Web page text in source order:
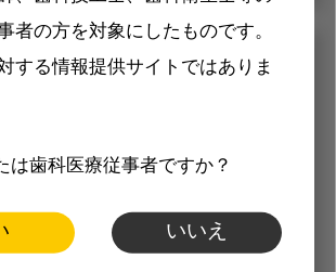
者の方を対象にしたものです。
する情報提供サイトではありま
は歯科医療従事者ですか？
いいえ
メリット